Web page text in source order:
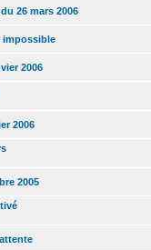
26 mars 2006
impossible
2006
2006
2005